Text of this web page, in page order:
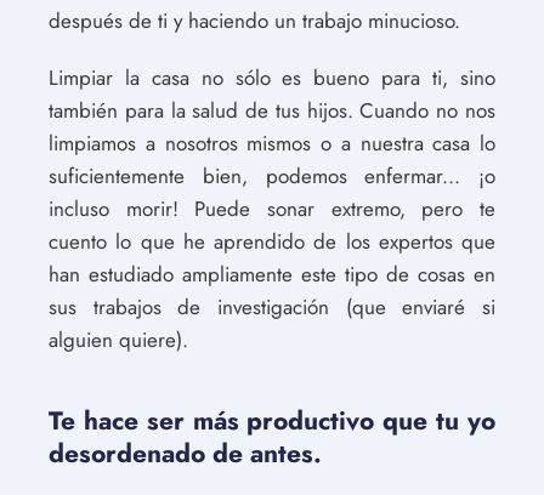
después de ti y haciendo un trabajo minucioso.
Limpiar la casa no sólo es bueno para ti, sino
también para la salud de tus hijos. Cuando no nos
limpiamos a nosotros mismos o a nuestra casa lo
suficientemente bien, podemos enfermar... ¡o
incluso morir! Puede sonar extremo, pero te
cuento lo que he aprendido de los expertos que
han estudiado ampliamente este tipo de cosas en
sus trabajos de investigación (que enviaré si
alguien quiere).
Te hace ser más productivo que tu yo
desordenado de antes.